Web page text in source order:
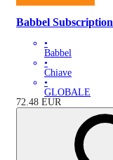
Babbel Subscription
•
Babbel
•
Chiave
•
GLOBALE
72.48 EUR